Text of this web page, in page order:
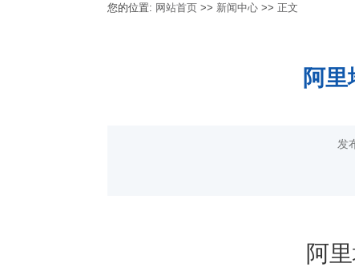
您的位置: 网站首页 >> 新闻中心 >>正文
阿
发
阿